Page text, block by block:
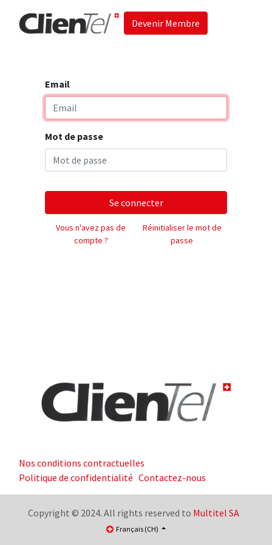
Devenir Membre
Email
Mot de passe
Se connecter
Vous n'avez pas de
compte ?
Réinitialiser le mot de
passe
Nos conditions contractuelles
Politique de confidentialité Contactez-nous
Copyright © 2024. All rights reserved to Multitel SA
Français (CH)